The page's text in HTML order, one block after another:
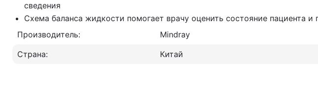
сведения
Схема баланса жидкости помогает врачу оценить состояние пациента и
Производитель:
Mindray
Страна:
Китай